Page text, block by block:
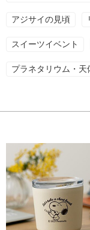
アジサイの見頃
スイーツイベント
プラネタリウム・天